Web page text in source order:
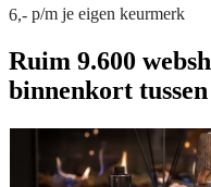
6,- p/m je eigen keurmerk
Ruim 9.600
binnenkort tussen